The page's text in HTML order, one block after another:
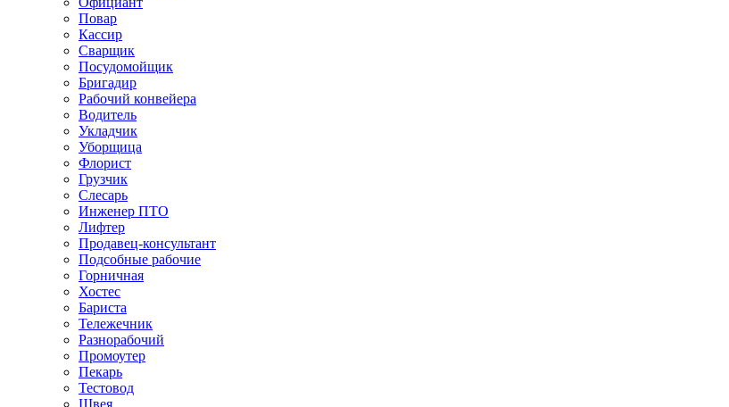
Повар
Кассир
Сварщик
Посудомойщик
Бригадир
Рабочий конвейера
Водитель
Укладчик
Уборщица
Флорист
Грузчик
Слесарь
Инженер ПТО
Лифтер
Продавец-консультант
Подсобные рабочие
Горничная
Хостес
Бариста
Тележечник
Разнорабочий
Промоутер
Пекарь
Тестовод
Швея